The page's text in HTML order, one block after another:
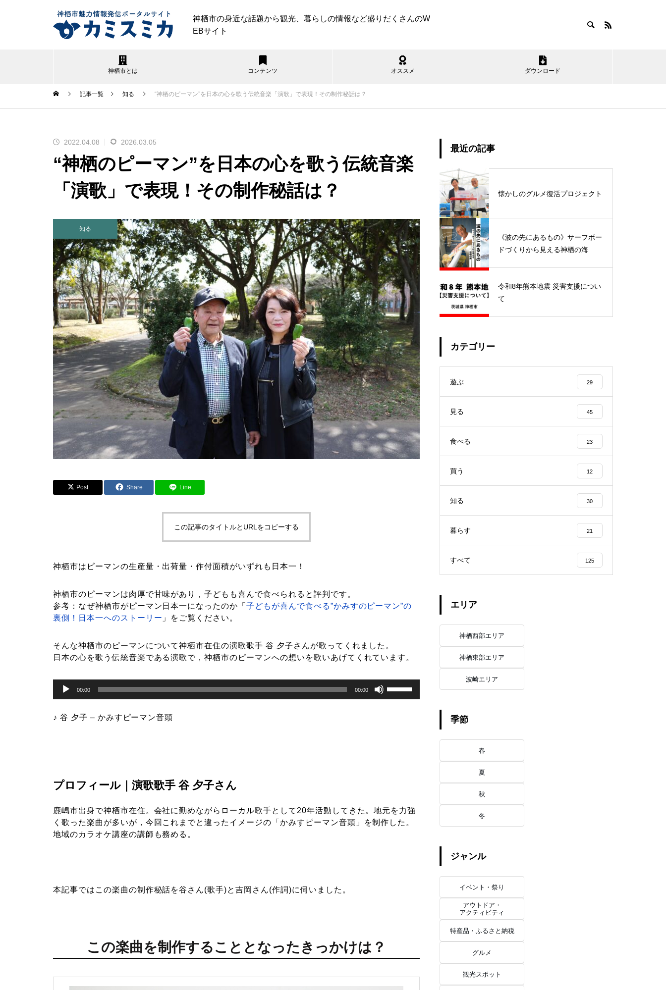
神栖市の身近な話題から観光、暮らしの情報など盛りだくさんのW
EBサイト
神栖市とは コンテンツ オススメ ダウンロード
遊ぶ 見る 食べる 買う 知る
日川浜海水浴場の紹介
施設で気軽に！手軽に！運動を
はじめよう
第16回かみす舞っちゃげ祭りが
開催されました
神栖市｜秋のイベント特集2025 大潮祭2025レポート
キャリア教育プロジェクトの一
環「キャリ☆フェス神栖 202
4」が開催されました
まるで別世界！？大人気の「鹿
島港工場夜景クルーズ」が今年
も期間限定で運航！
夏休みに波崎でサーフィン体
験！「2024 ジュニアサーフィ
ン CHALLENGE」 レポート
鹿島アントラーズ ホームタウン
デイズ「神栖の日」で神栖市の
魅力をPR！
記事一覧 知る “神栖のピーマン”を日本の心を歌う伝統音楽「演歌」で表現！その制作秘話は？
2022.04.08 2026.03.05
“神栖のピーマン”を日本の心を歌う伝統音楽
「演歌」で表現！その制作秘話は？
知る
Post Share Line
この記事のタイトルとURLをコピーする
神栖市はピーマンの生産量・出荷量・作付面積がいずれも日本一！
神栖市のピーマンは肉厚で甘味があり，子どもも喜んで食べられると評判です。
参考：なぜ神栖市がピーマン日本一になったのか「子どもが喜んで食べる”かみすのピーマン”の
裏側！日本一へのストーリー 」をご覧ください。
そんな神栖市のピーマンについて神栖市在住の演歌歌手 谷 夕子さんが歌ってくれました。
日本の心を歌う伝統音楽である演歌で，神栖市のピーマンへの想いを歌いあげてくれています。
プ
ー
ヤ
00:00 00:00
リ
ュ
使
っ
て
♪ 谷 夕子 – かみすピーマン音頭
プロフィール｜演歌歌手 谷 夕子さん
鹿嶋市出身で神栖市在住。会社に勤めながらローカル歌手として20年活動してきた。地元を力強
く歌った楽曲が多いが，今回これまでと違ったイメージの「かみすピーマン音頭」を制作した。
地域のカラオケ講座の講師も務める。
本記事ではこの楽曲の制作秘話を谷さん(歌手)と吉岡さん(作詞)に伺いました。
この楽曲を制作することとなったきっかけは？
最近の記事
懐かしのグルメ復活プロジェクト
《波の先にあるもの》サーフボー
ドづくりから見える神栖の海
令和8年熊本地震 災害支援につい
て
カテゴリー
遊ぶ 29
見る 45
食べる 23
買う 12
知る 30
暮らす 21
すべて 125
エリア
神栖西部エリア
神栖東部エリア
波崎エリア
季節
春
夏
秋
冬
ジャンル
イベント・祭り
アウトドア・
アクティビティ
特産品・ふるさと納税
グルメ
観光スポット